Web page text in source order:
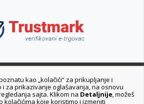
011 6355 550
- Petak 08:00 - 20:00h
kao „kolačići“ za prikupljanje i
za prikazivanje oglašavanja, na osnovu
sajta. Klikom na Detaljnije, možeš
kolačićima koje koristimo i izmeniti